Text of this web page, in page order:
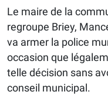
Le maire de la
regroupe Briey,
va armer la police
occasion que
telle décision sans
conseil municipal.